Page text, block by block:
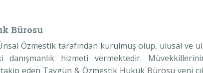
Bürosu
Özmestik tarafından kurulmuş olup, ulusal ve
danışmanlık hizmeti vermektedir.
eden Taygün & Özmestik Hukuk Bürosu yeni